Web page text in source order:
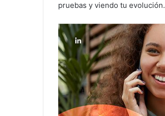
pruebas y viendo tu evolución.